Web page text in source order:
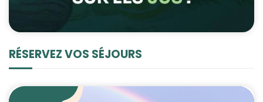
RÉSERVEZ VOS SÉJOURS